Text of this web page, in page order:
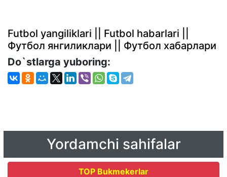
Futbol yangiliklari || Futbol habarlari ||
Футбол янгиликлари || Футбол хабарлари
Do`stlarga yuboring:
Yordamchi sahifalar
TOP Bukmekerlar